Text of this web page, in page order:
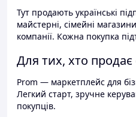
Тут продають українські
майстерні, сімейні
компанії. Кожна покупка
Для тих, хто
Prom — маркетплейс для
Легкий старт, зручне
покупців.